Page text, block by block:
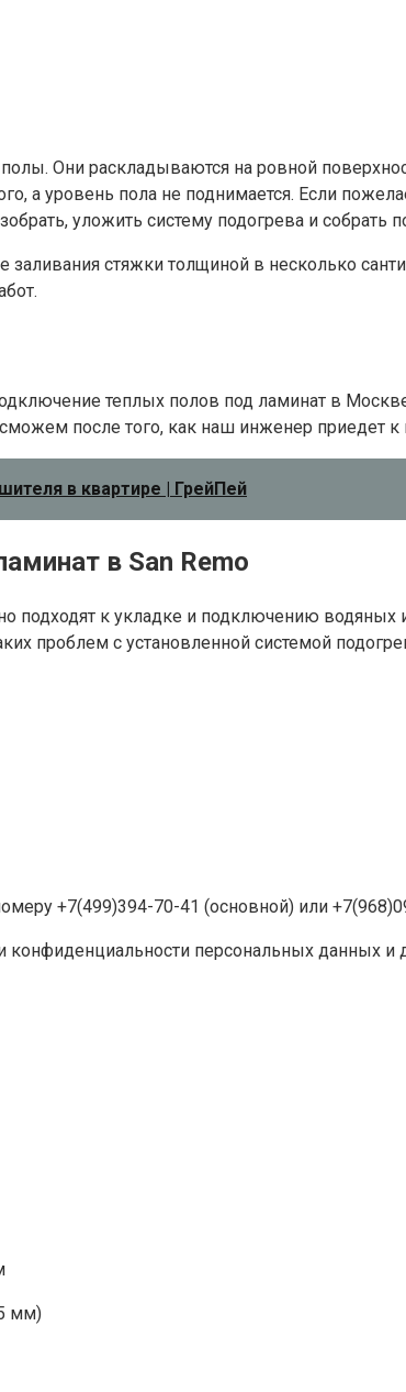
Они раскладываются на ровной
а уровень пола не поднимается. Если
уложить систему подогрева и собрать
стяжки толщиной в несколько
теплых полов под ламинат в
после того, как наш инженер приедет к
в квартире | ГрейПей
в San Remo
подходят к укладке и подключению
проблем с установленной системой
+7(499)394-70-41 (основной) или
персональных данных и
мм)